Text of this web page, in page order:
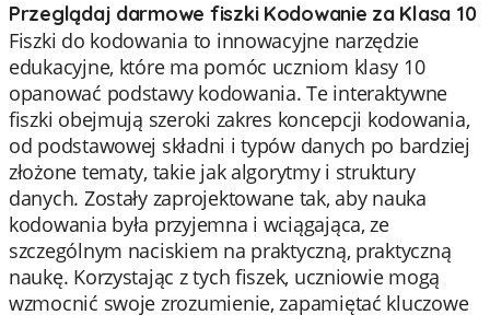
Przeglądaj darmowe fiszki Kodowanie za Klasa 10
Fiszki do kodowania to innowacyjne narzędzie
edukacyjne, które ma pomóc uczniom klasy 10
opanować podstawy kodowania. Te interaktywne
fiszki obejmują szeroki zakres koncepcji kodowania,
od podstawowej składni i typów danych po bardziej
złożone tematy, takie jak algorytmy i struktury
danych. Zostały zaprojektowane tak, aby nauka
kodowania była przyjemna i wciągająca, ze
szczególnym naciskiem na praktyczną, praktyczną
naukę. Korzystając z tych fiszek, uczniowie mogą
wzmocnić swoje zrozumienie, zapamiętać kluczowe